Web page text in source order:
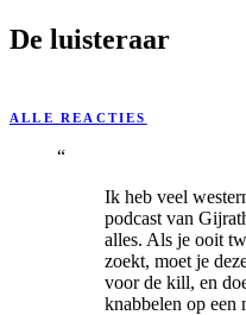
De luisteraar
ALLE REACTIES
“
Ik heb veel
podcast van
alles. Als je ooit
zoekt, moet je
voor de kill, en
knabbelen op een